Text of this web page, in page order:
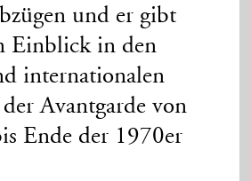
und er gibt
Einblick in den
internationalen
Avantgarde von
Ende der 1970er